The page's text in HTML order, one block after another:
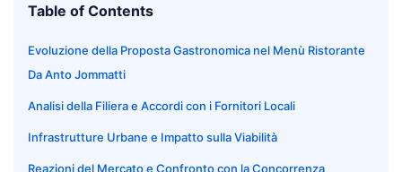
Table of Contents
Evoluzione della Proposta Gastronomica nel Menù Ristorante
Da Anto Jommatti
Analisi della Filiera e Accordi con i Fornitori Locali
Infrastrutture Urbane e Impatto sulla Viabilità
Reazioni del Mercato e Confronto con la Concorrenza